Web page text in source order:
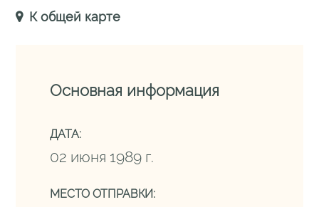
К общей карте
Основная информация
ДАТА:
02 июня 1989 г.
МЕСТО ОТПРАВКИ: